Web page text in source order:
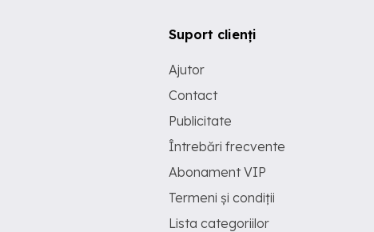
Suport clienți
Ajutor
Contact
Publicitate
Întrebări frecvente
Abonament VIP
Termeni și condiții
Lista categoriilor